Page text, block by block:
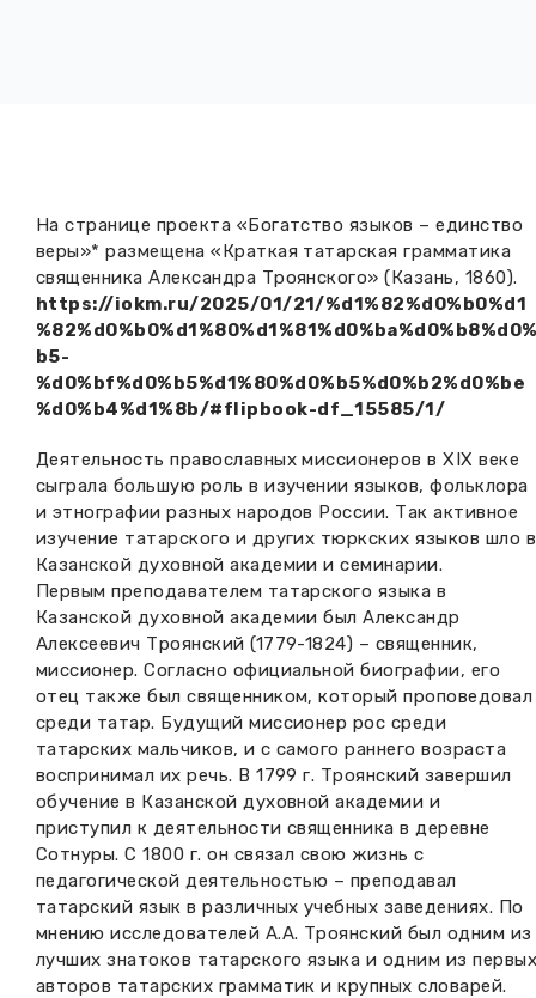
Прейскурант
Партнеры
Дирекция
Мемориальный дом А.М. Тюрюмина
Профессиональные мероприятия
На странице проекта «Богатство языков – единство
веры»* размещена «Краткая татарская грамматика
священника Александра Троянского» (Казань, 1860).
https://iokm.ru/2025/01/21/%d1%82%d0%b0%d1
b5-
%d0%bf%d0%b5%d1%80%d0%b5%d0%b2%d0%be
%d0%b4%d1%8b/#flipbook-df_15585/1/
Деятельность православных миссионеров в XIX веке
сыграла большую роль в изучении языков, фольклора
и этнографии разных народов России. Так активное
изучение татарского и других тюркских языков шло в
Казанской духовной академии и семинарии.
Первым преподавателем татарского языка в
Казанской духовной академии был Александр
Алексеевич Троянский (1779-1824) – священник,
миссионер. Согласно официальной биографии, его
отец также был священником, который проповедовал
среди татар. Будущий миссионер рос среди
татарских мальчиков, и с самого раннего возраста
воспринимал их речь. В 1799 г. Троянский завершил
обучение в Казанской духовной академии и
приступил к деятельности священника в деревне
Сотнуры. С 1800 г. он связал свою жизнь с
педагогической деятельностью – преподавал
татарский язык в различных учебных заведениях. По
мнению исследователей А.А. Троянский был одним из
лучших знатоков татарского языка и одним из
авторов татарских грамматик и крупных словарей.